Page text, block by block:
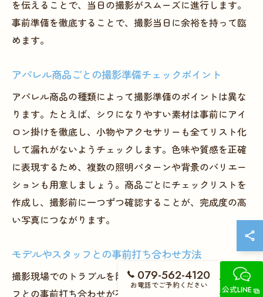
を伝えることで、当日の撮影がスムーズに進行します。
事前準備を徹底することで、撮影当日に余裕を持って臨
めます。
アパレル商品ごとの撮影準備チェックポイント
アパレル商品の種類によって撮影準備のポイントは異な
ります。たとえば、シワになりやすい素材は事前にアイ
ロン掛けを徹底し、小物やアクセサリーも全てリスト化
して漏れがないようチェックします。色味や質感を正確
に表現するため、複数の照明パターンや背景のバリエー
ションも用意しましょう。商品ごとにチェックリストを
作成し、撮影前に一つずつ確認することが、完成度の高
い写真につながります。
モデルやスタッフとの事前打ち合わせ方法
撮影現場でのトラブルを防ぐためには、モデルやスタッ
079-562-4120
お電話でご予約ください 公式LINE